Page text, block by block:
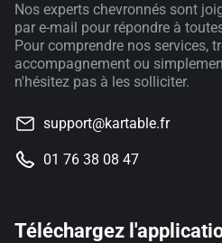
Nos experts chevronnés sont
par e-mail pour répondre à
Pour comprendre nos services,
accompagnement ou
n'hésitez pas à les solliciter.
support@kartable.fr
01 76 38 08 47
Téléchargez